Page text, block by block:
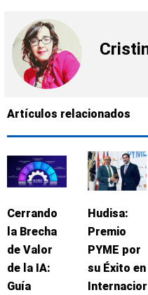
Artículos relacionados
Cerrando
la Brecha
de Valor
de la IA:
Guía
Hudisa:
Premio
PYME por
su Éxito en